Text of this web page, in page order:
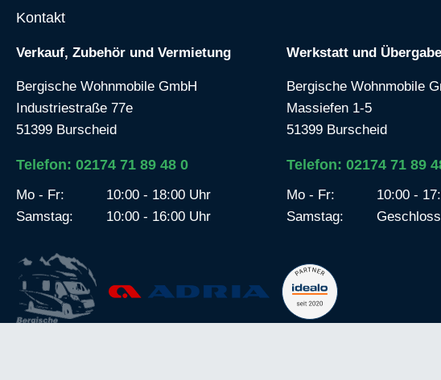
Kontakt
Verkauf, Zubehör und Vermietung
Bergische Wohnmobile GmbH
Industriestraße 77e
51399 Burscheid
Telefon: 02174 71 89 48 0
Mo - Fr:
10:00 - 18:00 Uhr
Samstag:
10:00 - 16:00 Uhr
Werkstatt und
Bergische Wohnmobile
Massiefen 1-5
51399 Burscheid
Telefon: 02174 71 89
Mo - Fr:
10:00 -
Samstag: